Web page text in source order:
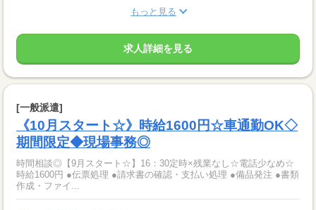
もっと見る
求人詳細を見る
[一般派遣]
《10月スタート☆》時給1600円☆車通勤OK◇
期間限定◆現場事務◎
時間相談◎【9月スタート☆】16：30定時×残業なし☆電話少なめ☆
時給1600円 ●伝票処理 ●請求書の確認・支払い処理 ●備品発注 ●書類
作成・ファイ...